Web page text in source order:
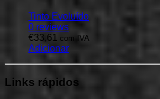
Tinto Evoluído
0 reviews
€33,61 com IVA
Adicionar
Links rápidos